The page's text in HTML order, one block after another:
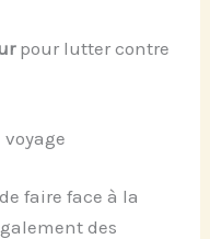
pour lutter contre
faire face à la
des